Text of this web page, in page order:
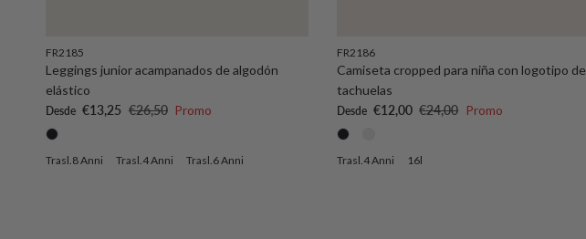
FR2185
Leggings junior acampanados de algodón
elástico
Precio de venta
Desde €13,25 Precio normal
€26,50 Promo
Trasl.8 Anni Trasl.4 Anni Trasl.6 Anni
FR2186
Camiseta cropped para niña con logotipo de
tachuelas
Precio de venta
Desde €12,00 Precio normal
€24,00 Promo
Trasl.4 Anni 16l